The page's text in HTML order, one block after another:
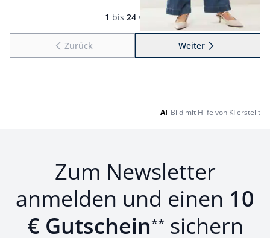
Seite 1 geladen. Zeige Produkte 1 bis 24 von 70.
1 bis 24 von
Zurück Weiterzu Seite 2
AI Bild mit Hilfe von KI erstellt
Zum Newsletter
anmelden und einen 10
€ Gutschein** sichern